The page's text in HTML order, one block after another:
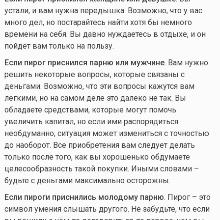
устали, и вам нужна передышка. Возможно, что у вас
много дел, но постарайтесь найти хотя бы немного
времени на себя. Вы давно нуждаетесь в отдыхе, и он
пойдёт вам только на пользу.
Если пирог приснился парню или мужчине. Вам нужно
решить некоторые вопросы, которые связаны с
деньгами. Возможно, что эти вопросы кажутся вам
лёгкими, но на самом деле это далеко не так. Вы
обладаете средствами, которые могут помочь
увеличить капитал, но если ими распорядиться
необдуманно, ситуация может измениться с точностью
до наоборот. Все приобретения вам следует делать
только после того, как вы хорошенько обдумаете
целесообразность такой покупки. Иными словами –
будьте с деньгами максимально осторожны.
Если пироги приснились молодому парню. Пирог – это
символ умения слышать другого. Не забудьте, что если